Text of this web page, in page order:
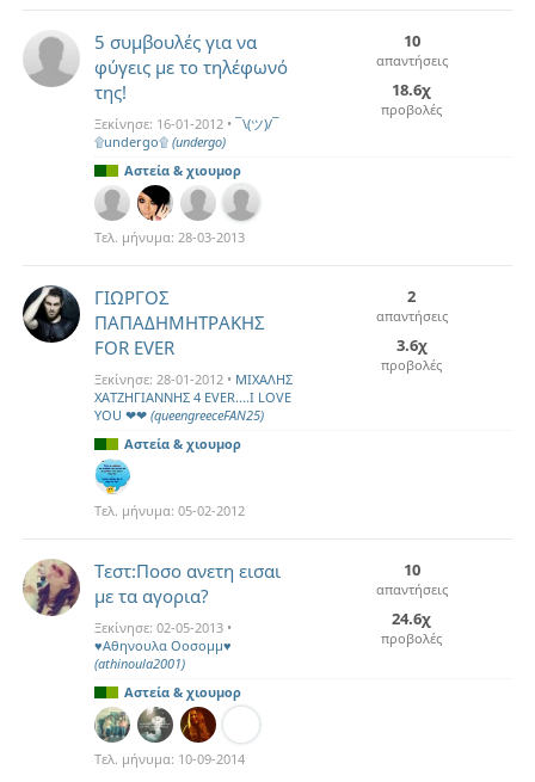
5 συμβουλές για να
φύγεις με το τηλέφωνό
της!
Ξεκίνησε: 16-01-2012 • ¯\(ツ)/¯
۩undergo۩ (undergo)
10
απαντήσεις
18.6χ
προβολές
Αστεία & χιουμορ
Τελ. μήνυμα: 28-03-2013
ΓΙΩΡΓΟΣ
ΠΑΠΑΔΗΜΗΤΡΑΚΗΣ
FOR EVER
Ξεκίνησε: 28-01-2012 • MIXAΛΗΣ
ΧΑΤΖΗΓΙΑΝΝΗΣ 4 EVER....I LOVE
YOU ❤❤ (queengreeceFAN25)
2
απαντήσεις
3.6χ
προβολές
Αστεία & χιουμορ
Τελ. μήνυμα: 05-02-2012
Τεστ:Ποσο ανετη εισαι
με τα αγορια?
Ξεκίνησε: 02-05-2013 •
♥Αθηνουλα Οοσομμ♥
(athinoula2001)
10
απαντήσεις
24.6χ
προβολές
Αστεία & χιουμορ
Τελ. μήνυμα: 10-09-2014